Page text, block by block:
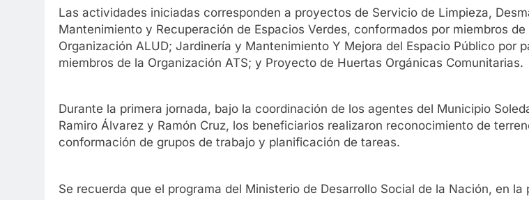
Las actividades iniciadas corresponden a proyectos de Servicio de Limpieza,
Mantenimiento y Recuperación de Espacios Verdes, conformados por miembros de
Organización ALUD; Jardinería y Mantenimiento Y Mejora del Espacio Público por
miembros de la Organización ATS; y Proyecto de Huertas Orgánicas Comunitarias.
Durante la primera jornada, bajo la coordinación de los agentes del Municipio
Ramiro Álvarez y Ramón Cruz, los beneficiarios realizaron reconocimiento de
conformación de grupos de trabajo y planificación de tareas.
Se recuerda que el programa del Ministerio de Desarrollo Social de la Nación, en la